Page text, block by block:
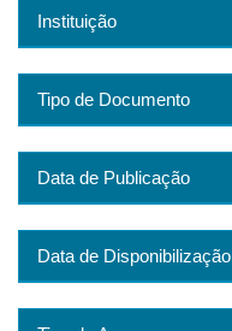
Instituição
Tipo de Documento
Data de Publicação
Data de Disponibilização